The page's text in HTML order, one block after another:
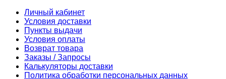
Личный кабинет
Условия доставки
Пункты выдачи
Условия оплаты
Возврат товара
Заказы / Запросы
Калькуляторы доставки
Политика обработки персональных данных